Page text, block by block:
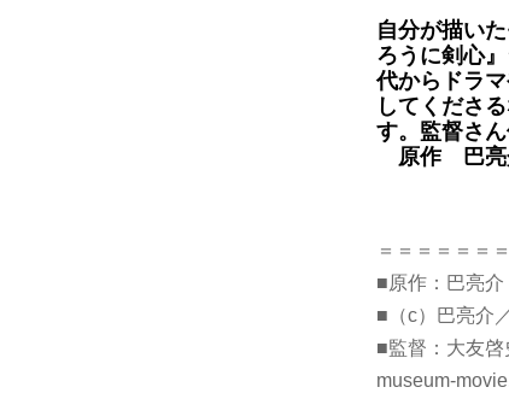
自分が描い
ろうに剣心
代からドラ
してくださ
す。監督さ
原作 巴亮
＝＝＝＝＝＝
■原作：巴亮介
■（c）巴亮介
■監督：大友
museum-